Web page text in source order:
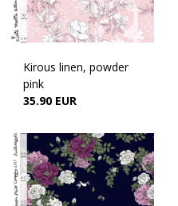
Kirous linen, powder
pink
35.90 EUR